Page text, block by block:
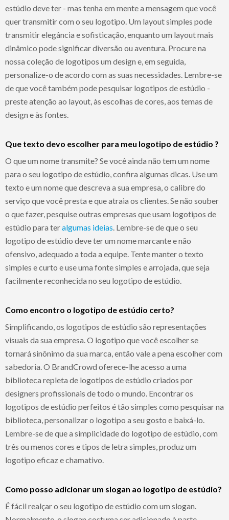
estúdio deve ter - mas tenha em mente a mensagem que você
quer transmitir com o seu logotipo. Um layout simples pode
transmitir elegância e sofisticação, enquanto um layout mais
dinâmico pode significar diversão ou aventura. Procure na
nossa coleção de logotipos um design e, em seguida,
personalize-o de acordo com as suas necessidades. Lembre-se
de que você também pode pesquisar logotipos de estúdio -
preste atenção ao layout, às escolhas de cores, aos temas de
design e às fontes.
Que texto devo escolher para meu logotipo de estúdio ?
O que um nome transmite? Se você ainda não tem um nome
para o seu logotipo de estúdio, confira algumas dicas. Use um
texto e um nome que descreva a sua empresa, o calibre do
serviço que você presta e que atraia os clientes. Se não souber
o que fazer, pesquise outras empresas que usam logotipos de
estúdio para teralgumas ideias . Lembre-se de que o seu
logotipo de estúdio deve ter um nome marcante e não
ofensivo, adequado a toda a equipe. Tente manter o texto
simples e curto e use uma fonte simples e arrojada, que seja
facilmente reconhecida no seu logotipo de estúdio.
Como encontro o logotipo de estúdio certo?
Simplificando, os logotipos de estúdio são representações
visuais da sua empresa. O logotipo que você escolher se
tornará sinônimo da sua marca, então vale a pena escolher com
sabedoria. O BrandCrowd oferece-lhe acesso a uma
biblioteca repleta de logotipos de estúdio criados por
designers profissionais de todo o mundo. Encontrar os
logotipos de estúdio perfeitos é tão simples como pesquisar na
biblioteca, personalizar o logotipo a seu gosto e baixá-lo.
Lembre-se de que a simplicidade do logotipo de estúdio, com
três ou menos cores e tipos de letra simples, produz um
logotipo eficaz e chamativo.
Como posso adicionar um slogan ao logotipo de estúdio?
É fácil realçar o seu logotipo de estúdio com um slogan.